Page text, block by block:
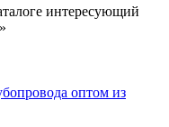
интересующий